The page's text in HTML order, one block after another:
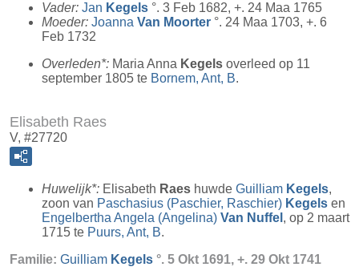
Vader: Jan Kegels °. 3 Feb 1682, +. 24 Maa 1765
Moeder: Joanna Van Moorter °. 24 Maa 1703, +. 6
Feb 1732
Overleden*: Maria Anna Kegels overleed op 11
september 1805 te Bornem, Ant, B.
Elisabeth Raes
V, #27720
Huwelijk*: Elisabeth Raes huwde Guilliam Kegels,
zoon van Paschasius (Paschier, Raschier) Kegels en
Engelbertha Angela (Angelina) Van Nuffel , op 2 maart
1715 te Puurs, Ant, B.
Familie: Guilliam Kegels °. 5 Okt 1691, +. 29 Okt 1741